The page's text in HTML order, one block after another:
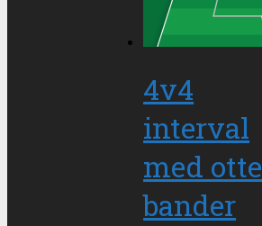
4v4
interval
med otte
bander